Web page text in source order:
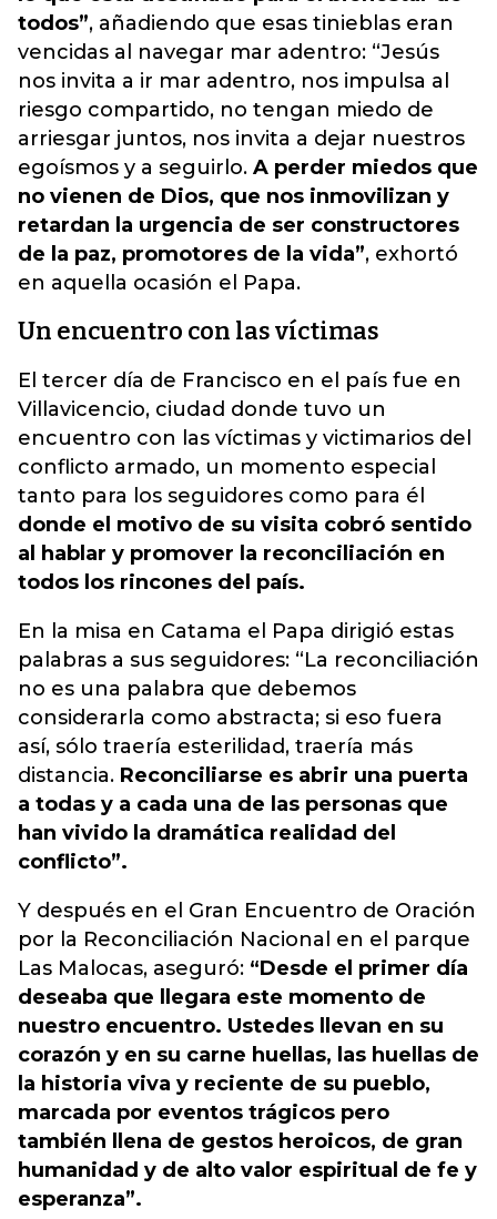
todos”, añadiendo que esas tinieblas eran
vencidas al navegar mar adentro: “Jesús
nos invita a ir mar adentro, nos impulsa al
riesgo compartido, no tengan miedo de
arriesgar juntos, nos invita a dejar nuestros
egoísmos y a seguirlo. A perder miedos que
no vienen de Dios, que nos inmovilizan y
retardan la urgencia de ser constructores
de la paz, promotores de la vida”, exhortó
en aquella ocasión el Papa.
Un encuentro con las víctimas
El tercer día de Francisco en el país fue en
Villavicencio, ciudad donde tuvo un
encuentro con las víctimas y victimarios del
conflicto armado, un momento especial
tanto para los seguidores como para él
donde el motivo de su visita cobró sentido
al hablar y promover la reconciliación en
todos los rincones del país.
En la misa en Catama el Papa dirigió estas
palabras a sus seguidores: “La reconciliación
no es una palabra que debemos
considerarla como abstracta; si eso fuera
así, sólo traería esterilidad, traería más
distancia. Reconciliarse es abrir una puerta
a todas y a cada una de las personas que
han vivido la dramática realidad del
conflicto”.
Y después en el Gran Encuentro de Oración
por la Reconciliación Nacional en el parque
Las Malocas, aseguró: “Desde el primer día
deseaba que llegara este momento de
nuestro encuentro. Ustedes llevan en su
corazón y en su carne huellas, las huellas de
la historia viva y reciente de su pueblo,
marcada por eventos trágicos pero
también llena de gestos heroicos, de gran
humanidad y de alto valor espiritual de fe y
esperanza”.